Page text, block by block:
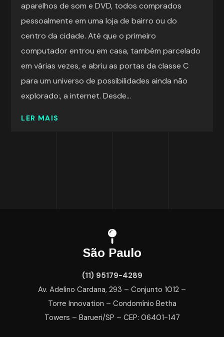
aparelhos de som e DVD, todos comprados
pessoalmente em uma loja de bairro ou do
centro da cidade. Até que o primeiro
computador entrou em casa, também parcelado
em várias vezes, e abriu as portas da classe C
para um universo de possibilidades ainda não
explorado:, a internet. Desde...
LER MAIS
São Paulo
(11) 95179-4289
Av. Adelino Cardana, 293 – Conjunto 1012 –
Torre Innovation – Condomínio Betha
Towers – Barueri/SP – CEP: 06401-147